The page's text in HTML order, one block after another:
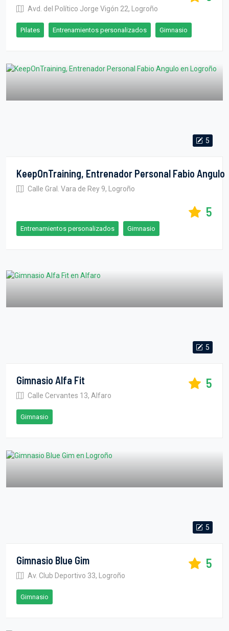
Avd. del Político Jorge Vigón 22, Logroño
Pilates Entrenamientos personalizados Gimnasio
5
KeepOnTraining, Entrenador Personal Fabio Angulo
Calle Gral. Vara de Rey 9, Logroño
5
Entrenamientos personalizados Gimnasio
5
Gimnasio Alfa Fit
Calle Cervantes 13, Alfaro
5
Gimnasio
5
Gimnasio Blue Gim
Av. Club Deportivo 33, Logroño
5
Gimnasio